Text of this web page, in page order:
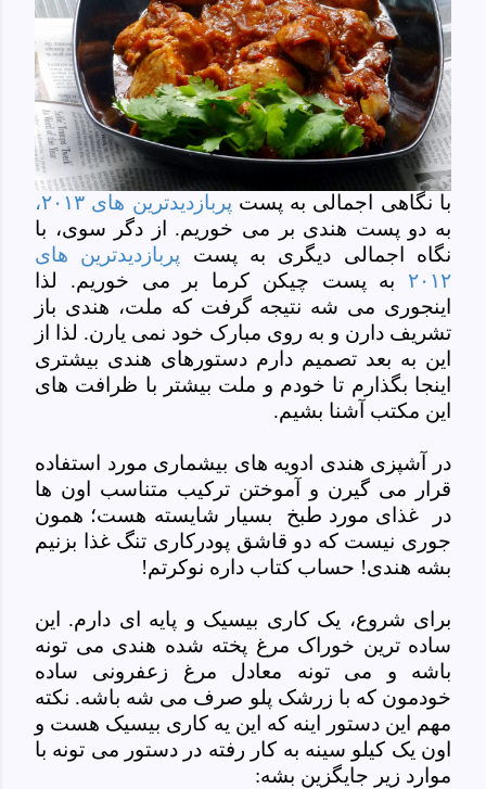
با نگاهی اجمالی به پست پربازدیدترین های ۲۰۱۳،
به دو پست هندی بر می خوریم. از دگر سوی، با
نگاه اجمالی دیگری به پست پربازدیدترین های
۲۰۱۲ به پست چیکن کرما بر می خوریم. لذا
اینجوری می شه نتیجه گرفت که ملت، هندی باز
تشریف دارن و به روی مبارک خود نمی یارن. لذا از
این به بعد تصمیم دارم دستورهای هندی بیشتری
اینجا بگذارم تا خودم و ملت بیشتر با ظرافت های
این مکتب آشنا بشیم.
در آشپزی هندی ادویه های بیشماری مورد استفاده
قرار می گیرن و آموختن ترکیب متناسب اون ها
در غذای مورد طبخ بسیار شایسته هست؛ همون
جوری نیست که دو قاشق پودرکاری تنگ غذا بزنیم
بشه هندی! حساب کتاب داره نوکرتم!
برای شروع، یک کاری بیسیک و پایه ای دارم. این
ساده ترین خوراک مرغ پخته شده هندی می تونه
باشه و می تونه معادل مرغ زعفرونی ساده
خودمون که با زرشک پلو صرف می شه باشه. نکته
مهم این دستور اینه که این یه کاری بیسیک هست و
اون یک کیلو سینه به کار رفته در دستور می تونه با
موارد زیر جایگزین بشه: